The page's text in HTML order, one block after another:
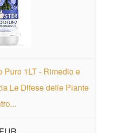
Puro 1LT - Rimedio e
Le Difese delle Piante